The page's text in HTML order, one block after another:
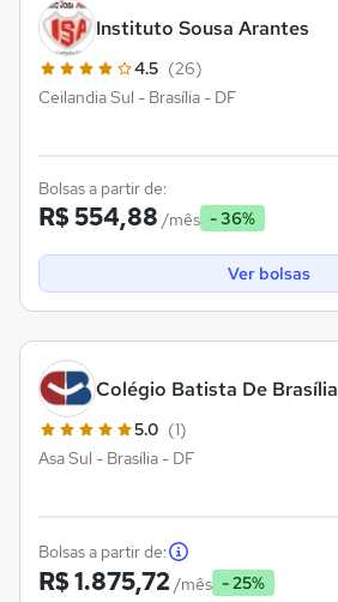
Instituto Sousa Arantes
4.5 (26)
Ceilandia Sul - Brasília - DF
Bolsas a partir de:
R$ 554,88 /mês - 36%
Ver bolsas
Colégio Batista De Brasília
5.0 (1)
Asa Sul - Brasília - DF
Bolsas a partir de:
R$ 1.875,72 /mês - 25%